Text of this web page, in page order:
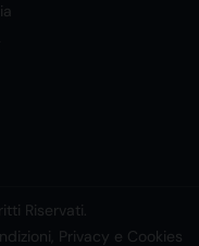
Riservati.
Privacy e Cookies